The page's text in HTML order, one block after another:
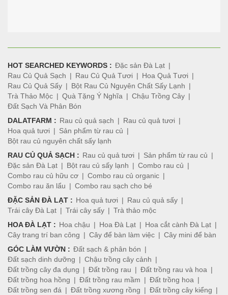
HOT SEARCHED KEYWORDS : Đặc sản Đà Lạt
Rau Củ Quả Sạch
Rau Củ Quả Tươi
Hoa Quả Tươi
Rau Củ Quả Sấy
Bột Rau Củ Nguyên Chất Sấy Lạnh
Trà Thảo Mộc
Quà Tặng Ý Nghĩa
Chậu Trồng Cây
Đất Sạch Và Phân Bón
DALATFARM : Rau củ quả sạch
Rau củ quả tươi
Hoa quả tươi
Sản phẩm từ rau củ
Bột rau củ nguyên chất sấy lạnh
RAU CỦ QUẢ SẠCH : Rau củ quả tươi
Sản phẩm từ rau củ
Đặc sản Đà Lạt
Bột rau củ sấy lạnh
Combo rau củ
Combo rau củ hữu cơ
Combo rau củ organic
Combo rau ăn lẩu
Combo rau sạch cho bé
ĐẶC SẢN ĐÀ LẠT : Hoa quả tươi
Rau củ quả sấy
Trái cây Đà Lạt
Trái cây sấy
Trà thảo mộc
HOA ĐÀ LẠT : Hoa chậu Hoa Đà Lạt
Hoa cắt cành Đà Lạt
Cây trang trí ban công
Cây để bàn làm việc
Cây mini để bàn
GÓC LÀM VƯỜN : Đất sạch & phân bón
Đất sạch dinh dưỡng
Chậu trồng cây cảnh
Đất trồng cây đa dụng
Đất trồng rau
Đất trồng rau và hoa
Đất trồng hoa hồng
Đất trồng rau mầm
Đất trồng hoa
Đất trồng sen đá
Đất trồng xương rồng Đất trồng cây kiểng